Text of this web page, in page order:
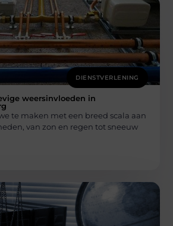
DIENSTVERLENING
weersinvloeden in
te maken met een breed scala aan
van zon en regen tot sneeuw